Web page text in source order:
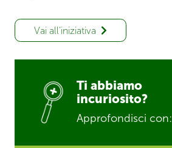
Vai all’iniziativa
Ti abbiamo
incuriosito?
Approfondisci con: